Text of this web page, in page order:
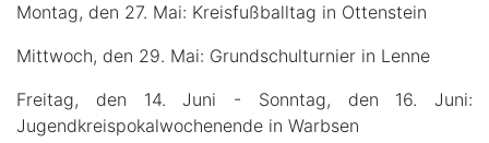
Montag, den 27. Mai: Kreisfußballtag in Ottenstein
Mittwoch, den 29. Mai: Grundschulturnier in Lenne
Freitag, den 14. Juni - Sonntag, den 16. Juni:
Jugendkreispokalwochenende in Warbsen